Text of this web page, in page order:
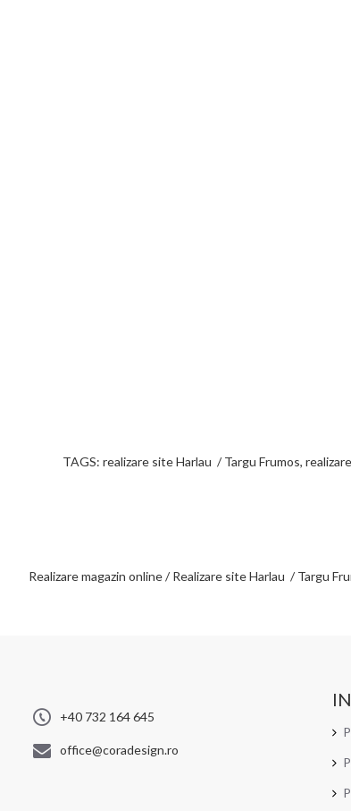
TAGS: realizare site Harlau / Targu Frumos,
Realizare magazin online / Realizare site Harlau / Targu
+40 732 164 645
office@coradesign.ro